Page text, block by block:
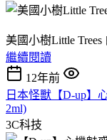
美國小樹Little Trees
繼續閱讀
12年前
日本怪獸【D-up】
2ml)
3C科技